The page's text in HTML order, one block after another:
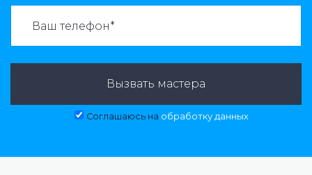
Вызвать мастера
Соглашаюсь на обработку данных